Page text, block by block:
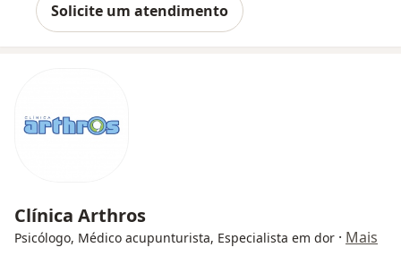
Solicite um atendimento
Clínica Arthros
Psicólogo, Médico acupunturista, Especialista em dor · Mais